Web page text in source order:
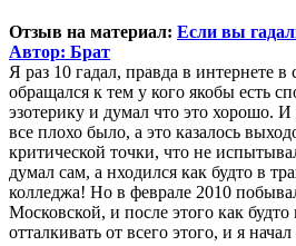
Отзыв на материал: Если вы
Автор: Брат
Я раз 10 гадал, правда в интернете в
обращался к тем у кого якобы есть
эзотерику и думал что это хорошо. И
все плохо было, а это казалось
критической точки, что не
думал сам, а нходился как будто в
колледжа! Но в феврале 2010
Московской, и после этого как будто
отталкивать от всего этого, и я